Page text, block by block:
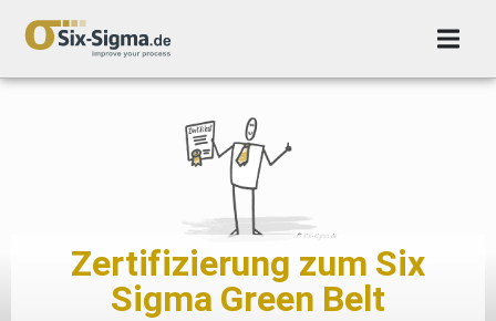
Zertifizierung zum Six
Sigma Green Belt